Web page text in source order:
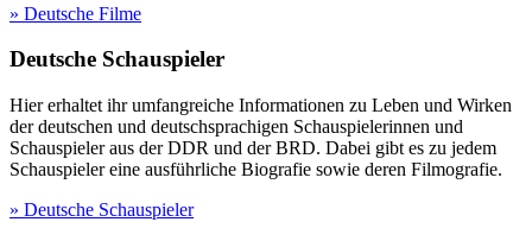
» Deutsche Filme
Deutsche Schauspieler
Hier erhaltet ihr umfangreiche Informationen zu Leben und Wirken
der deutschen und deutschsprachigen Schauspielerinnen und
Schauspieler aus der DDR und der BRD. Dabei gibt es zu jedem
Schauspieler eine ausführliche Biografie sowie deren Filmografie.
» Deutsche Schauspieler